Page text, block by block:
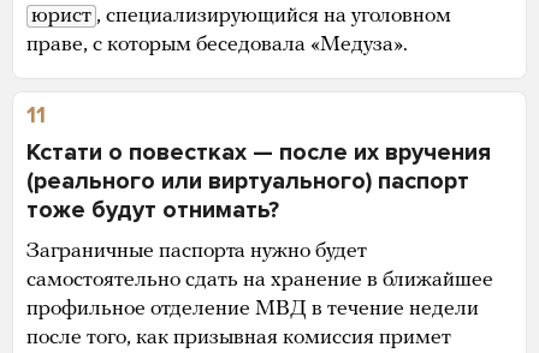
юрист , специализирующийся на уголовном
праве, с которым беседовала «Медуза».
11
Кстати о повестках — после их вручения
(реального или виртуального) паспорт
тоже будут отнимать?
Заграничные паспорта нужно будет
самостоятельно сдать на хранение в ближайшее
профильное отделение МВД в течение недели
после того, как призывная комиссия примет